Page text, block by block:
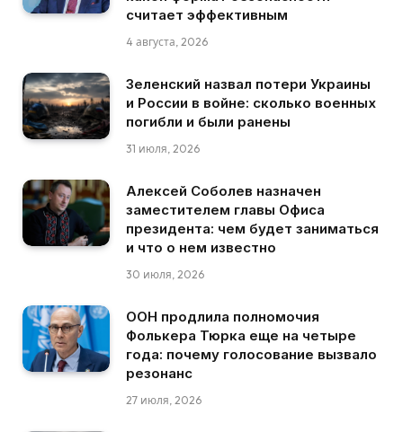
считает эффективным
4 августа, 2026
Зеленский назвал потери Украины
и России в войне: сколько военных
погибли и были ранены
31 июля, 2026
Алексей Соболев назначен
заместителем главы Офиса
президента: чем будет заниматься
и что о нем известно
30 июля, 2026
ООН продлила полномочия
Фолькера Тюрка еще на четыре
года: почему голосование вызвало
резонанс
27 июля, 2026